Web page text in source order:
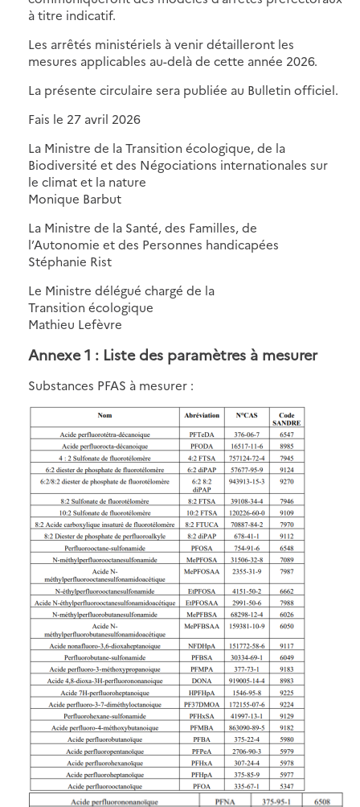
à titre indicatif.
Les arrêtés ministériels à venir détailleront les
mesures applicables au-delà de cette année 2026.
La présente circulaire sera publiée au Bulletin officiel.
Fais le 27 avril 2026
La Ministre de la Transition écologique, de la
Biodiversité et des Négociations internationales sur
le climat et la nature
Monique Barbut
La Ministre de la Santé, des Familles, de
l’Autonomie et des Personnes handicapées
Stéphanie Rist
Le Ministre délégué chargé de la
Transition écologique
Mathieu Lefèvre
Annexe 1 : Liste des paramètres à mesurer
Substances PFAS à mesurer :
Image